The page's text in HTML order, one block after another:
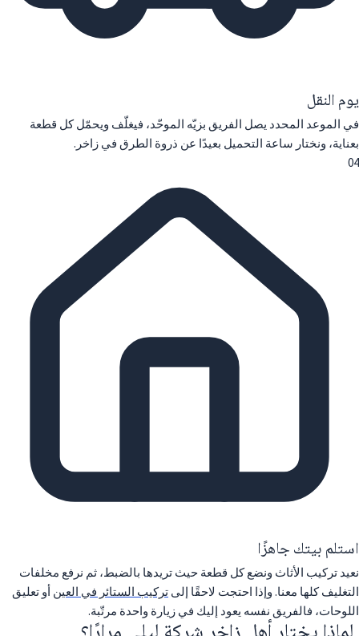
يوم النقل
في الموعد المحدد يصل الفريق بزيّه الموحّد، فيغلّف ويحمّل كل قطعة
بعناية، ونختار ساعة التحميل بعيدًا عن ذروة الطرق في زاخر.
04
استلم بيتك جاهزًا
نعيد تركيب الأثاث ونضع كل قطعة حيث تريدها بالضبط، ثم نرفع مخلفات
التغليف كلها معنا. وإذا احتجت لاحقًا إلى تركيب الستائر في العين أو تعليق
اللوحات، فالفريق نفسه يعود إليك في زيارة واحدة مرتّبة.